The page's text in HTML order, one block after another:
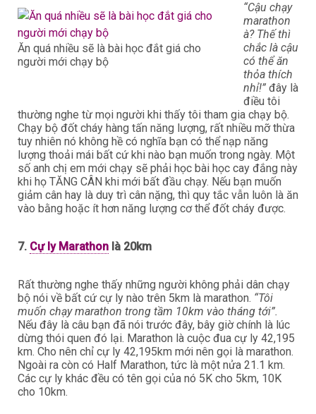
Ăn quá nhiều sẽ là bài học đắt giá cho
người mới chạy bộ
“Cậu chạy
marathon
à? Thế thì
chắc là cậu
có thể ăn
thỏa thích
nhỉ!” đây là
điều tôi
thường nghe từ mọi người khi thấy tôi tham gia chạy bộ.
Chạy bộ đốt cháy hàng tấn năng lượng, rất nhiều mỡ thừa
tuy nhiên nó không hề có nghĩa bạn có thể nạp năng
lượng thoải mái bất cứ khi nào bạn muốn trong ngày. Một
số anh chị em mới chạy sẽ phải học bài học cay đắng này
khi họ TĂNG CÂN khi mới bất đầu chạy. Nếu bạn muốn
giảm cân hay là duy trì cân nặng, thì quy tắc vẫn luôn là ăn
vào bằng hoặc ít hơn năng lượng cơ thể đốt cháy được.
7. Cự ly Marathon là 20km
Rất thường nghe thấy những người không phải dân chạy
bộ nói về bất cứ cự ly nào trên 5km là marathon. “Tôi
muốn chạy marathon trong tầm 10km vào tháng tới”.
Nếu đây là câu bạn đã nói trước đây, bây giờ chính là lúc
dừng thói quen đó lại. Marathon là cuộc đua cự ly 42,195
km. Cho nên chỉ cự ly 42,195km mới nên gọi là marathon.
Ngoài ra còn có Half Marathon, tức là một nửa 21.1 km.
Các cự ly khác đều có tên gọi của nó 5K cho 5km, 10K
cho 10km.